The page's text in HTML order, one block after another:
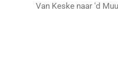
Van Keske naar 'd